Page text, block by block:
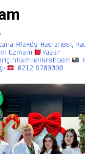
Ataköy Hastanesi,
Uzmanı
Yazar
0212 9709090